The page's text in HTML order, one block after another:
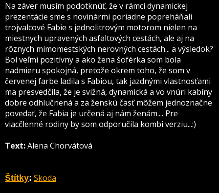
Na záver musím podotknúť, že v rámci dynamickej
prezentácie sme s novinármi poriadne popreháňali
trojvalcové Fabie s jednolitrovým motorom nielen na
miestnych upravených asfaltových cestách, ale aj na
rôznych mimomestských nerovných cestách... a výsledok?
Bol veľmi pozitívny a ako žena šoférka som bola
nadmieru spokojná, pretože okrem toho, že som v
červenej farbe ladila s Fabiou, tak jazdnými vlastnosťami
ma presvedčila, že je svižná, dynamická a vo vnúri kabíny
dobre odhlučnená a za ženskú časť môžem jednoznačne
povedať, že Fabia je určená aj nám ženám.... Pre
viacčlenné rodiny by som odporučila kombi verziu...:)
Text:Alena Chorvátová
Štítky: Skoda